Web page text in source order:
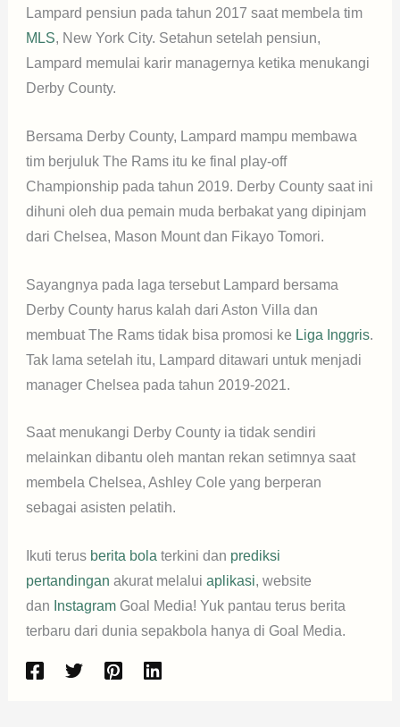
Lampard pensiun pada tahun 2017 saat membela tim
MLS, New York City. Setahun setelah pensiun,
Lampard memulai karir managernya ketika menukangi
Derby County.
Bersama Derby County, Lampard mampu membawa
tim berjuluk The Rams itu ke final play-off
Championship pada tahun 2019. Derby County saat ini
dihuni oleh dua pemain muda berbakat yang dipinjam
dari Chelsea, Mason Mount dan Fikayo Tomori.
Sayangnya pada laga tersebut Lampard bersama
Derby County harus kalah dari Aston Villa dan
membuat The Rams tidak bisa promosi ke Liga Inggris.
Tak lama setelah itu, Lampard ditawari untuk menjadi
manager Chelsea pada tahun 2019-2021.
Saat menukangi Derby County ia tidak sendiri
melainkan dibantu oleh mantan rekan setimnya saat
membela Chelsea, Ashley Cole yang berperan
sebagai asisten pelatih.
Ikuti terus berita bola terkini dan prediksi
pertandingan akurat melalui aplikasi, website
dan InstagramGoal Media! Yuk pantau terus berita
terbaru dari dunia sepakbola hanya di Goal Media.